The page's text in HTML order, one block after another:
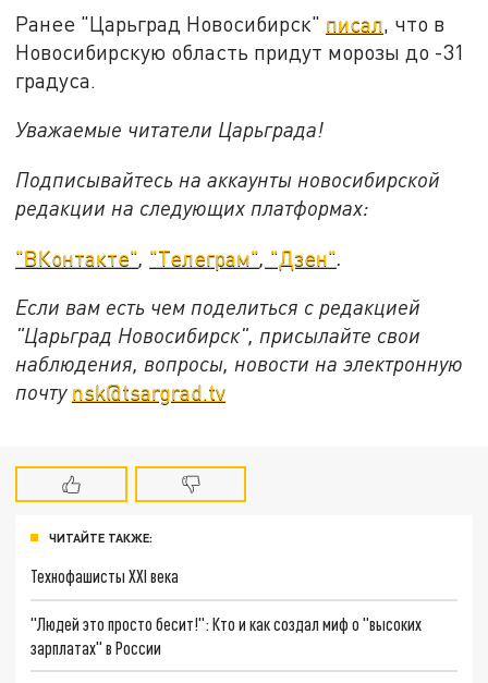
Ранее "Царьград Новосибирск" писал , что в
Новосибирскую область придут морозы до -31
градуса.
Уважаемые читатели Царьграда!
Подписывайтесь на аккаунты новосибирской
редакции на следующих платформах:
"ВКонтакте" "Телеграм" "Дзен"
Если вам есть чем поделиться с редакцией
"Царьград Новосибирск", присылайте свои
наблюдения, вопросы, новости на электронную
почту nsk@tsargrad.tv
ЧИТАЙТЕ ТАКЖЕ:
Технофашисты XXI века
"Людей это просто бесит!": Кто и как создал миф о "высоких
зарплатах" в России